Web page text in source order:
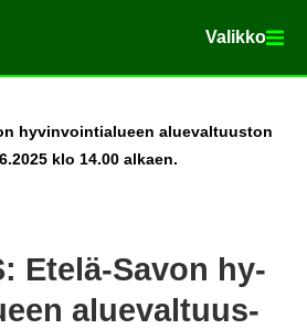
Va­lik­ko
Va­lik­ko
hy­vin­voin­tia­lu­een alue­val­tuus­ton
klo 14.00 al­kaen.
Etelä-​Savon hy­
alue­val­tuus­